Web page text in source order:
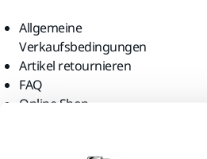
Allgemeine
Verkaufsbedingungen
Artikel retournieren
FAQ
Online Shop